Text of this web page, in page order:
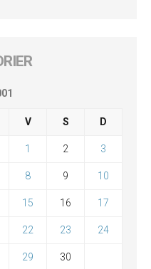
V S D
1 2 3
8 9 10
15 16 17
22 23 24
29 30